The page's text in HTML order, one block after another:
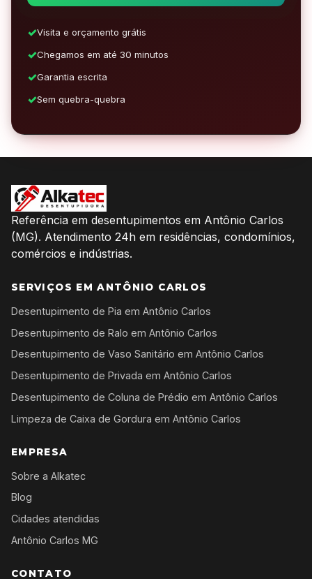
Visita e orçamento grátis
Chegamos em até 30 minutos
Garantia escrita
Sem quebra-quebra
Referência em desentupimentos em Antônio Carlos
(MG). Atendimento 24h em residências, condomínios,
comércios e indústrias.
SERVIÇOS EM ANTÔNIO CARLOS
Desentupimento de Pia em Antônio Carlos
Desentupimento de Ralo em Antônio Carlos
Desentupimento de Vaso Sanitário em Antônio Carlos
Desentupimento de Privada em Antônio Carlos
Desentupimento de Coluna de Prédio em Antônio Carlos
Limpeza de Caixa de Gordura em Antônio Carlos
EMPRESA
Sobre a Alkatec
Blog
Cidades atendidas
Antônio Carlos MG
CONTATO